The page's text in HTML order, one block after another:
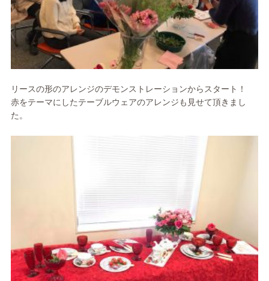
リースの形のアレンジのデモンストレーションからスタート！
赤をテーマにしたテーブルウェアのアレンジも見せて頂きまし
た。